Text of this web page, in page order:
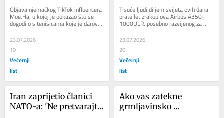
gdje su završile. Odmah
se uputio u BiH
Objava njemačkog TikTok influencera
Moe.Ha, u kojoj je pokazao što se
dogodilo s tenisicama koje je darovao
u humanitarne svrhe, izazvala je
veliku...
23.07.2026
10
Večernji
list
putovanja
Tisuće ljudi diljem svijeta ovih dana
prate let zrakoplova Airbus A350-
1000ULR, posebno razvijenog za
australsku aviokompaniju Qantas u
sklopu...
23.07.2026
20
Večernji
list
Iran zaprijetio članici
NATO-a: 'Ne pretvarajte
Ako vas zatekne
grmljavinsko